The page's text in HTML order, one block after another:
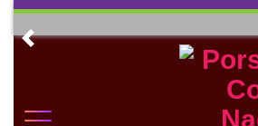
Skip
contentPrevious